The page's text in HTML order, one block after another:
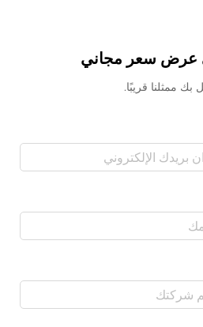
عرض سعر مجاني
ممثلنا قريبًا.